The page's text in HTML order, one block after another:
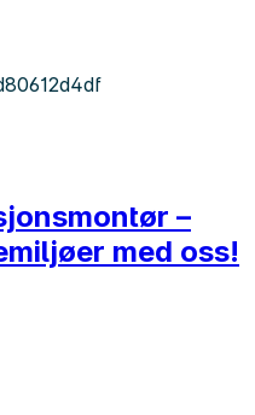
–
med oss!